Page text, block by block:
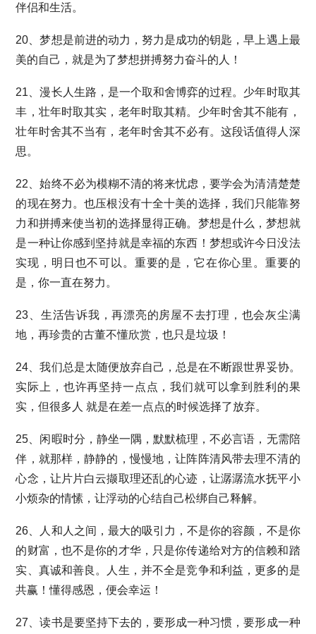
伴侣和生活。
20、梦想是前进的动力，努力是成功的钥匙，早上遇上最
美的自己，就是为了梦想拼搏努力奋斗的人！
21、漫长人生路，是一个取和舍博弈的过程。少年时取其
丰，壮年时取其实，老年时取其精。少年时舍其不能有，
壮年时舍其不当有，老年时舍其不必有。这段话值得人深
思。
22、始终不必为模糊不清的将来忧虑，要学会为清清楚楚
的现在努力。也压根没有十全十美的选择，我们只能靠努
力和拼搏来使当初的选择显得正确。梦想是什么，梦想就
是一种让你感到坚持就是幸福的东西！梦想或许今日没法
实现，明日也不可以。重要的是，它在你心里。重要的
是，你一直在努力。
23、生活告诉我，再漂亮的房屋不去打理，也会灰尘满
地，再珍贵的古董不懂欣赏，也只是垃圾！
24、我们总是太随便放弃自己，总是在不断跟世界妥协。
实际上，也许再坚持一点点，我们就可以拿到胜利的果
实，但很多人 就是在差一点点的时候选择了放弃。
25、闲暇时分，静坐一隅，默默梳理，不必言语，无需陪
伴，就那样，静静的，慢慢地，让阵阵清风带去理不清的
心念，让片片白云撷取理还乱的心迹，让潺潺流水抚平小
小烦杂的情愫，让浮动的心结自己松绑自己释解。
26、人和人之间，最大的吸引力，不是你的容颜，不是你
的财富，也不是你的才华，只是你传递给对方的信赖和踏
实、真诚和善良。人生，并不全是竞争和利益，更多的是
共赢！懂得感恩，便会幸运！
27、读书是要坚持下去的，要形成一种习惯，要形成一种